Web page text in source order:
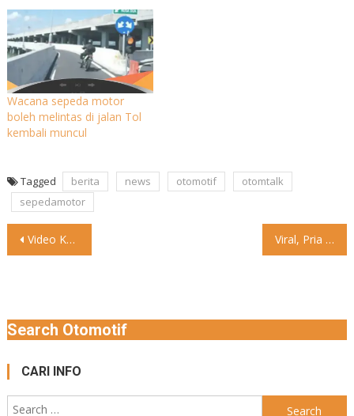
Wacana sepeda motor
boleh melintas di jalan Tol
kembali muncul
Tagged berita news otomotif
otomtalk
sepedamotor
Post
Video Ketawanya candu #otomtalk #lucu #sepedamotor Viral, Pria Bercelana Loreng Tendang Pemotor gegara Tabrakan di Sudirman
Search Otomotif
CARI INFO
Search